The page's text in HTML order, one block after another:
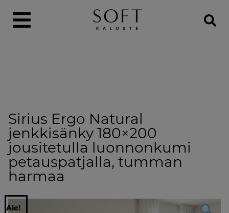
Sirius Ergo Natural
jenkkisänky 180×200
jousitetulla luonnonkumi
petauspatjalla, tumman
harmaa
Ale!